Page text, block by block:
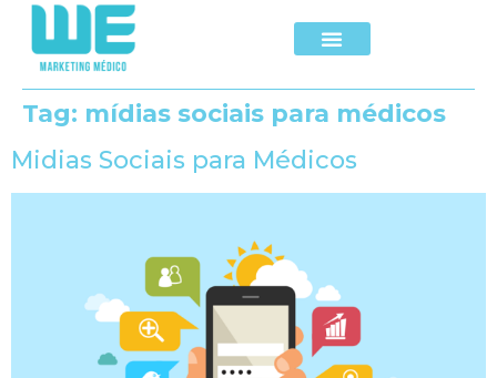
Tag: mídias sociais para médicos
Midias Sociais para Médicos